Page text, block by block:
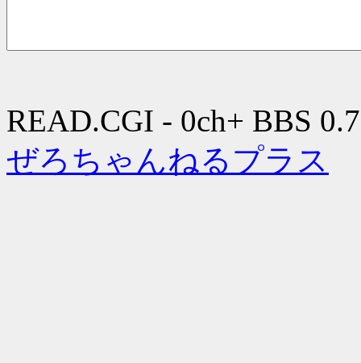
READ.CGI - 0ch+ BBS
ぜろちゃんねるプラス